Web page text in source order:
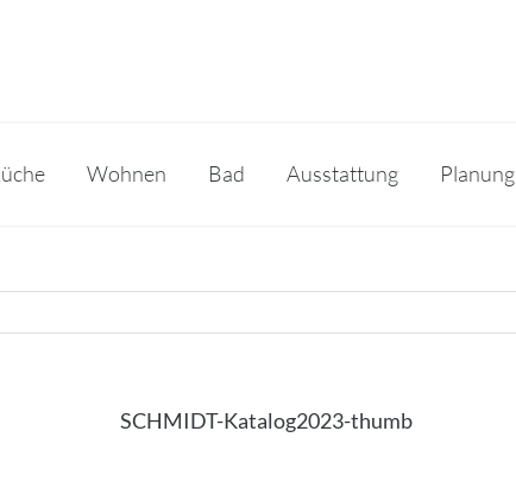
Wohnen Bad Ausstattung Planung
SCHMIDT-Katalog2023-thumb